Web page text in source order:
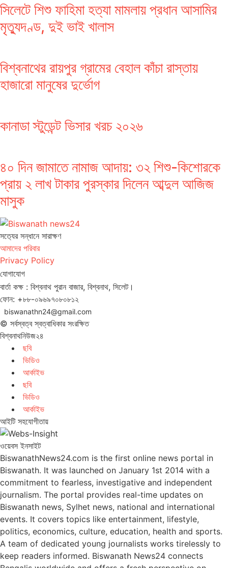
সিলেটে শিশু ফাহিমা হত্যা মামলায় প্রধান আসামির
মৃত্যুদণ্ড, দুই ভাই খালাস
বিশ্বনাথের রায়পুর গ্রামের বেহাল কাঁচা রাস্তায়
হাজারো মানুষের দুর্ভোগ
কানাডা স্টুডেন্ট ভিসার খরচ ২০২৬
৪০ দিন জামাতে নামাজ আদায়: ৩২ শিশু-কিশোরকে
প্রায় ২ লাখ টাকার পুরস্কার দিলেন আব্দুল আজিজ
মাসুক
সত‌্যের সন্ধানে সারাক্ষণ
আমাদের পরিবার
Privacy Policy
যোগাযোগ
বার্তা কক্ষ : বিশ্বনাথ পুরান বাজার, বিশ্বনাথ, সিলেট।
ফোন: +৮৮-০৯৬৯৭০৮০৮১২
biswanathn24@gmail.com
© সর্বস্বত্ব স্বত্বাধিকার সংরক্ষিত
বিশ্বনাথনিউজ২৪
ছবি
ভিডিও
আর্কাইভ
ছবি
ভিডিও
আর্কাইভ
আইটি সহযোগীতায়
ওয়েবস ইনসাইট
BiswanathNews24.com is the first online news portal in
Biswanath. It was launched on January 1st 2014 with a
commitment to fearless, investigative and independent
journalism. The portal provides real-time updates on
Biswanath news, Sylhet news, national and international
events. It covers topics like entertainment, lifestyle,
politics, economics, culture, education, health and sports.
A team of dedicated young journalists works tirelessly to
keep readers informed. Biswanath News24 connects